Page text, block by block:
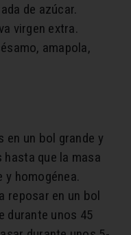
de azúcar.
virgen extra.
amapola,
un bol grande y
que la masa
homogénea.
reposar en un bol
durante unos 45